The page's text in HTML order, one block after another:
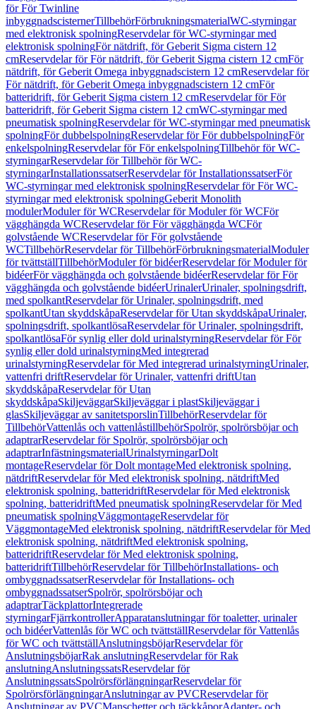
för För Twinline
inbyggnadscisternerTillbehörFörbrukningsmaterialWC-styrningar
med elektronisk spolningReservdelar för WC-styrningar med
elektronisk spolningFör nätdrift, för Geberit Sigma cistern 12
cmReservdelar för För nätdrift, för Geberit Sigma cistern 12 cmFör
nätdrift, för Geberit Omega inbyggnadscistern 12 cmReservdelar för
För nätdrift, för Geberit Omega inbyggnadscistern 12 cmFör
batteridrift, för Geberit Sigma cistern 12 cmReservdelar för För
batteridrift, för Geberit Sigma cistern 12 cmWC-styrningar med
pneumatisk spolningReservdelar för WC-styrningar med pneumatisk
spolningFör dubbelspolningReservdelar för För dubbelspolningFör
enkelspolningReservdelar för För enkelspolningTillbehör för WC-
styrningarReservdelar för Tillbehör för WC-
styrningarInstallationssatserReservdelar för InstallationssatserFör
WC-styrningar med elektronisk spolningReservdelar för För WC-
styrningar med elektronisk spolningGeberit Monolith
modulerModuler för WCReservdelar för Moduler för WCFör
vägghängda WCReservdelar för För vägghängda WCFör
golvstående WCReservdelar för För golvstående
WCTillbehörReservdelar för TillbehörFörbrukningsmaterialModuler
för tvättställTillbehörModuler för bidéerReservdelar för Moduler för
bidéerFör vägghängda och golvstående bidéerReservdelar för För
vägghängda och golvstående bidéerUrinalerUrinaler, spolningsdrift,
med spolkantReservdelar för Urinaler, spolningsdrift, med
spolkantUtan skyddskåpaReservdelar för Utan skyddskåpaUrinaler,
spolningsdrift, spolkantlösaReservdelar för Urinaler, spolningsdrift,
spolkantlösaFör synlig eller dold urinalstyrningReservdelar för För
synlig eller dold urinalstyrningMed integrerad
urinalstyrningReservdelar för Med integrerad urinalstyrningUrinaler,
vattenfri driftReservdelar för Urinaler, vattenfri driftUtan
skyddskåpaReservdelar för Utan
skyddskåpaSkiljeväggarSkiljeväggar i plastSkiljeväggar i
glasSkiljeväggar av sanitetsporslinTillbehörReservdelar för
TillbehörVattenlås och vattenlåstillbehörSpolrör, spolrörsböjar och
adaptrarReservdelar för Spolrör, spolrörsböjar och
adaptrarInfästningsmaterialUrinalstyrningarDolt
montageReservdelar för Dolt montageMed elektronisk spolning,
nätdriftReservdelar för Med elektronisk spolning, nätdriftMed
elektronisk spolning, batteridriftReservdelar för Med elektronisk
spolning, batteridriftMed pneumatisk spolningReservdelar för Med
pneumatisk spolningVäggmontageReservdelar för
VäggmontageMed elektronisk spolning, nätdriftReservdelar för Med
elektronisk spolning, nätdriftMed elektronisk spolning,
batteridriftReservdelar för Med elektronisk spolning,
batteridriftTillbehörReservdelar för TillbehörInstallations- och
ombyggnadssatserReservdelar för Installations- och
ombyggnadssatserSpolrör, spolrörsböjar och
adaptrarTäckplattorIntegrerade
styrningarFjärrkontrollerApparatanslutningar för toaletter, urinaler
och bidéerVattenlås för WC och tvättställReservdelar för Vattenlås
för WC och tvättställAnslutningsböjarReservdelar för
AnslutningsböjarRak anslutningReservdelar för Rak
anslutningAnslutningssatsReservdelar för
AnslutningssatsSpolrörsförlängningarReservdelar för
SpolrörsförlängningarAnslutningar av PVCReservdelar för
Anslutningar av PVCManschetter och täckkåporAdapter- och